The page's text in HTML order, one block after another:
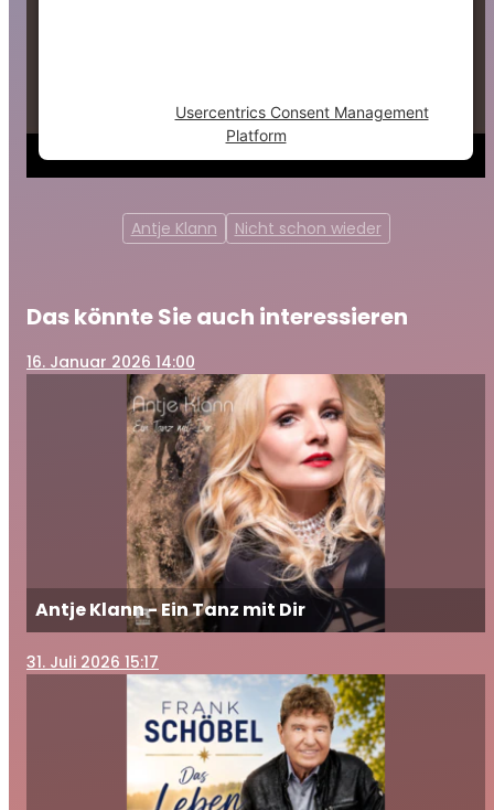
Usercentrics Consent Management
Platform
Antje Klann Nicht schon wieder
Das könnte Sie auch interessieren
16. Januar 2026 14:00
Antje Klann - Ein Tanz mit Dir
31. Juli 2026 15:17